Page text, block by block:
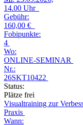
14.00 Uhr
Gebühr:
160,00 €
Fobipunkte:
4
Wo:
ONLINE-SEMINAR
Nr.:
26SKT10422
Status:
Plätze frei
Visualtraining zur
Praxis
Wann: